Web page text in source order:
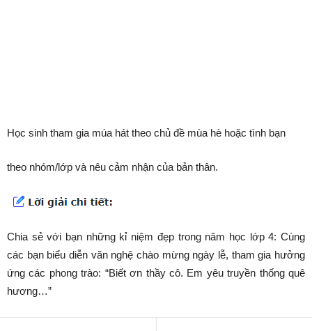
Học sinh tham gia múa hát theo chủ đề mùa hè hoặc tình bạn
theo nhóm/lớp và nêu cảm nhận của bản thân.
Chia sẻ với bạn những kỉ niệm đẹp trong năm học lớp 4: Cùng
các bạn biểu diễn văn nghệ chào mừng ngày lễ, tham gia hưởng
ứng các phong trào: “Biết ơn thầy cô. Em yêu truyền thống quê
hương…”